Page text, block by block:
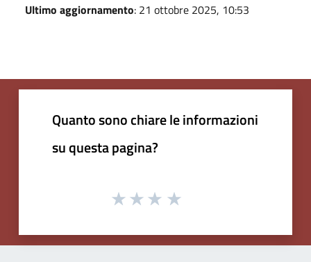
Ultimo aggiornamento: 21 ottobre 2025, 10:53
Quanto sono chiare le informazioni
su questa pagina?